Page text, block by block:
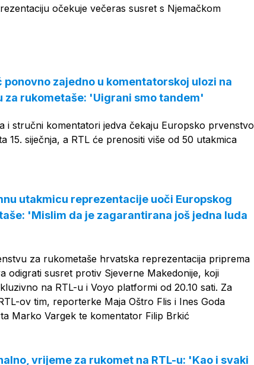
očekuje večeras susret s Njemačkom
ponovno zajedno u komentatorskoj ulozi na
za rukometaše: 'Uigrani smo tandem'
i stručni komentatori jedva čekaju Europsko prvenstvo
15. siječnja, a RTL će prenositi više od 50 utakmica
utakmicu reprezentacije uoči Europskog
'Mislim da je zagarantirana još jedna luda
za rukometaše hrvatska reprezentacija priprema
odigrati susret protiv Sjeverne Makedonije, koji
na RTL-u i Voyo platformi od 20.10 sati. Za
ov tim, reporterke Maja Oštro Flis i Ines Goda
Marko Vargek te komentator Filip Brkić
vrijeme za rukomet na RTL-u: 'Kao i svaki